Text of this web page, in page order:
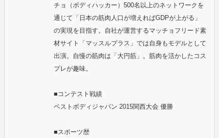
チョ（ボディハッカー）500名以上のネットワークを
通じて「日本の筋肉人口が増えればGDPが上がる」
の実現を目指す。自社が運営するマッチョフリード素
材サイト「マッスルプラス」では自身もモデルとして
出演。自慢の筋肉は「大円筋」。筋肉を活かしたコス
プレが趣味。
■コンテスト戦績
ベストボディジャパン 2015関西大会 優勝
■スポーツ歴